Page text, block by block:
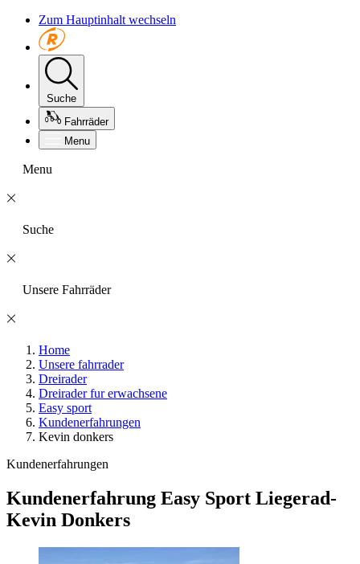
Zum Hauptinhalt wechseln
Suche
Fahrräder
Menu
Menu
Suche
Unsere Fahrräder
Home
Unsere fahrrader
Dreirader
Dreirader fur erwachsene
Easy sport
Kundenerfahrungen
Kevin donkers
Kundenerfahrungen
Kundenerfahrung Easy Sport Liegerad-
Kevin Donkers